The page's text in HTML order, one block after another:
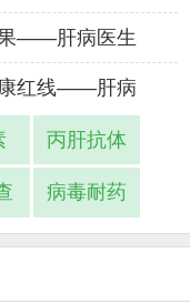
果——肝病医生
康红线——肝病
丙肝抗体
病毒耐药